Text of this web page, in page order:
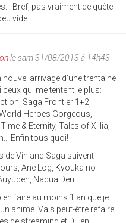
Bref, pas vraiment de quête
vide.
le sam 31/08/2013 à 14h43
nouvel arrivage d'une trentaine
qui me tentent le plus:
Saga Frontier 1+2,
Heroes Gorgeous,
& Eternity, Tales of Xillia,
Enfin tous quoi!
de Vinland Saga suivent
Ane Log, Kyouka no
Naqua Den...
faire au moins 1 an que je
anime. Vais peut-être refaire
de streaming et DL en